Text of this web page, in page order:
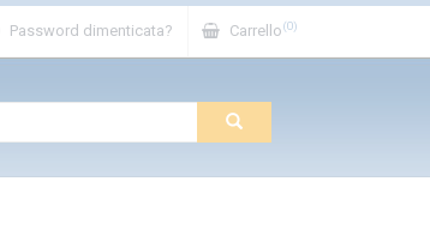
Password dimenticata? Carrello(0)